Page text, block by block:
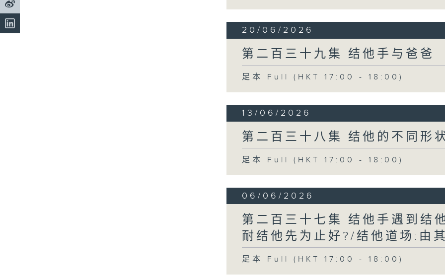
20/06/2026
第二百三十九集 结他手与爸爸
足本 Full (HKT 17:00 - 18:00)
13/06/2026
第二百三十八集 结他的不同形
足本 Full (HKT 17:00 - 18:00)
06/06/2026
第二百三十七集 结他手遇到结
耐结他先为止好?/结他道场:由
足本 Full (HKT 17:00 - 18:00)